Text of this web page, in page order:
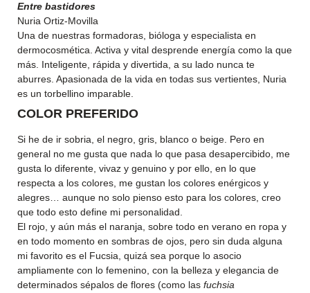
Entre bastidores
Nuria Ortiz-Movilla
Una de nuestras formadoras, bióloga y especialista en
dermocosmética. Activa y vital desprende energía como la que
más. Inteligente, rápida y divertida, a su lado nunca te
aburres. Apasionada de la vida en todas sus vertientes, Nuria
es un torbellino imparable.
COLOR PREFERIDO
Si he de ir sobria, el negro, gris, blanco o beige. Pero en
general no me gusta que nada lo que pasa desapercibido, me
gusta lo diferente, vivaz y genuino y por ello, en lo que
respecta a los colores, me gustan los colores enérgicos y
alegres… aunque no solo pienso esto para los colores, creo
que todo esto define mi personalidad.
El rojo, y aún más el naranja, sobre todo en verano en ropa y
en todo momento en sombras de ojos, pero sin duda alguna
mi favorito es el Fucsia, quizá sea porque lo asocio
ampliamente con lo femenino, con la belleza y elegancia de
determinados sépalos de flores (como las fuchsia